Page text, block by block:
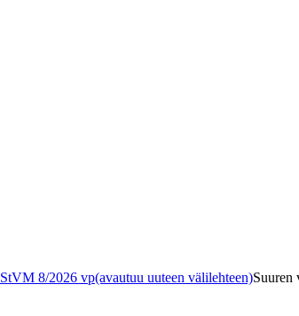
StVM 8/2026 vp(avautuu uuteen välilehteen)Suuren